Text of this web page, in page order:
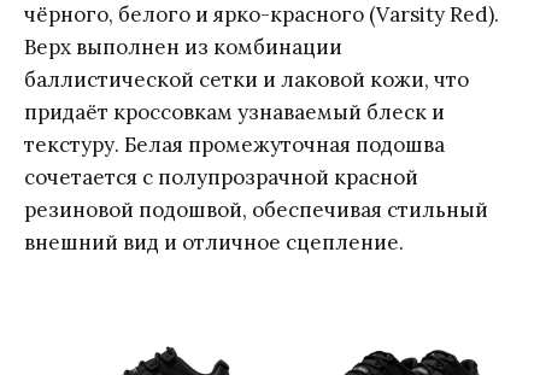
чёрного, белого и ярко-красного (Varsity Red).
Верх выполнен из комбинации
баллистической сетки и лаковой кожи, что
придаёт кроссовкам узнаваемый блеск и
текстуру. Белая промежуточная подошва
сочетается с полупрозрачной красной
резиновой подошвой, обеспечивая стильный
внешний вид и отличное сцепление.